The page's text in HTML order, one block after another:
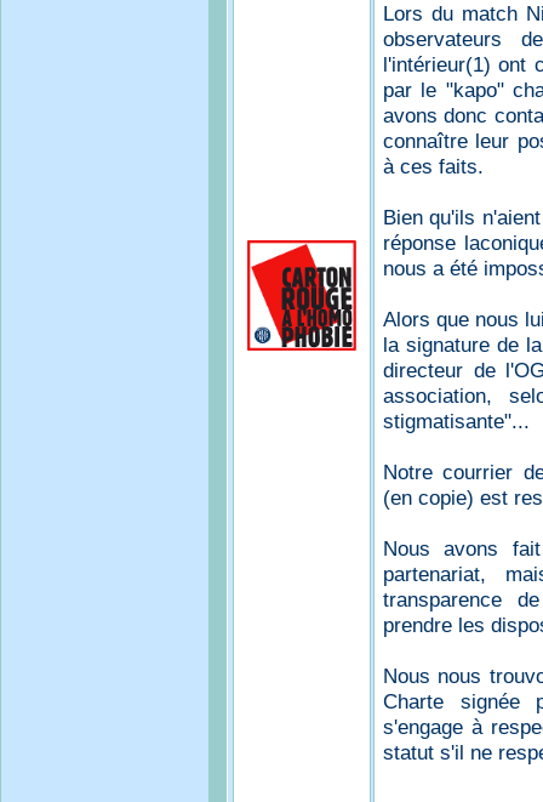
Lors du match
observateurs
l'intérieur(1) ont
par le "kapo"
avons donc
connaître leur
à ces faits.
Bien qu'ils
réponse
nous a été
Alors que nous
la signature de
directeur de
association,
stigmatisante"...
Notre courrier
(en copie) est
Nous avons
partenariat,
transparence
prendre les
Nous nous
Charte signée
s'engage à
statut s'il ne